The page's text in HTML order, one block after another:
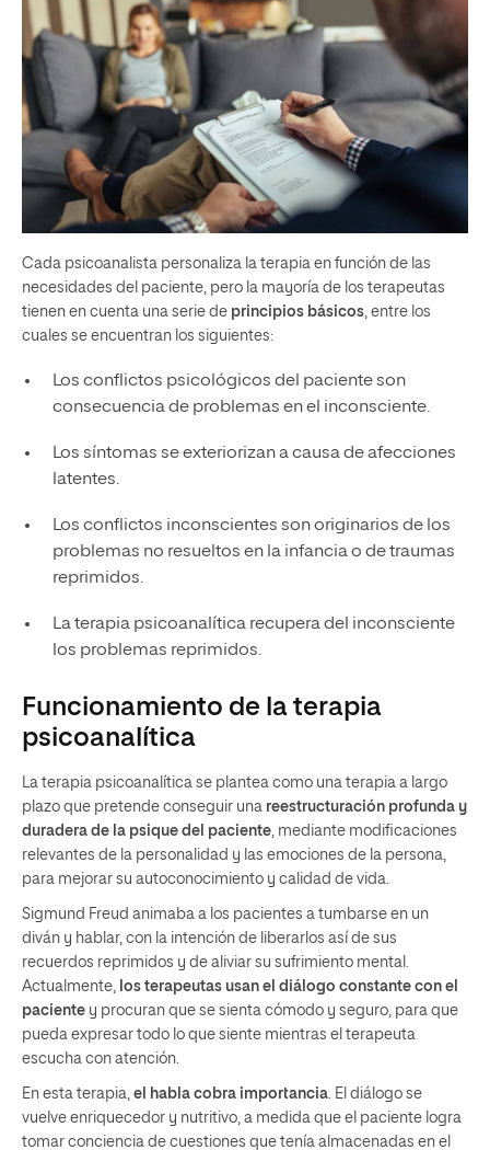
Cada psicoanalista personaliza la terapia en función de las
necesidades del paciente, pero la mayoría de los terapeutas
tienen en cuenta una serie de principios básicos, entre los
cuales se encuentran los siguientes:
Los conflictos psicológicos del paciente son
consecuencia de problemas en el inconsciente.
Los síntomas se exteriorizan a causa de afecciones
latentes.
Los conflictos inconscientes son originarios de los
problemas no resueltos en la infancia o de traumas
reprimidos.
La terapia psicoanalítica recupera del inconsciente
los problemas reprimidos.
Funcionamiento de la terapia
psicoanalítica
La terapia psicoanalítica se plantea como una terapia a largo
plazo que pretende conseguir una reestructuración profunda y
duradera de la psique del paciente, mediante modificaciones
relevantes de la personalidad y las emociones de la persona,
para mejorar su autoconocimiento y calidad de vida.
Sigmund Freud animaba a los pacientes a tumbarse en un
diván y hablar, con la intención de liberarlos así de sus
recuerdos reprimidos y de aliviar su sufrimiento mental.
Actualmente, los terapeutas usan el diálogo constante con el
paciente y procuran que se sienta cómodo y seguro, para que
pueda expresar todo lo que siente mientras el terapeuta
escucha con atención.
En esta terapia, el habla cobra importancia. El diálogo se
vuelve enriquecedor y nutritivo, a medida que el paciente logra
tomar conciencia de cuestiones que tenía almacenadas en el